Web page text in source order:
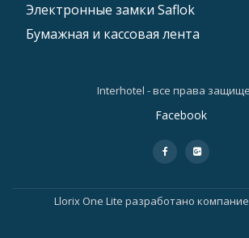
Электронные замки Saflok
Бумажная и кассовая лента
Interhotel - все права
меню
Facebook
fa-
facebook
fa-
google-
square
Llorix One Lite разработано